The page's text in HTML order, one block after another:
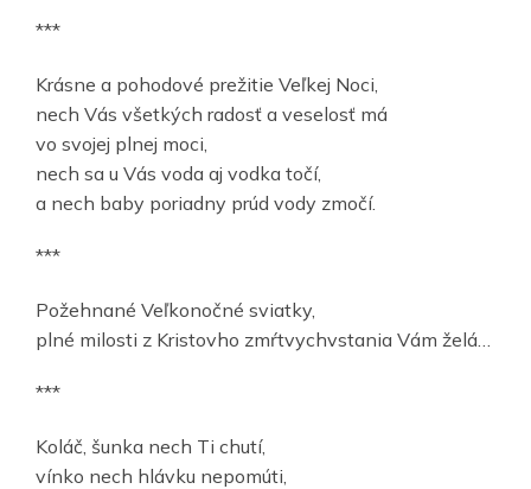
***
Krásne a pohodové prežitie Veľkej Noci,
nech Vás všetkých radosť a veselosť má
vo svojej plnej moci,
nech sa u Vás voda aj vodka točí,
a nech baby poriadny prúd vody zmočí.
***
Požehnané Veľkonočné sviatky,
plné milosti z Kristovho zmŕtvychvstania Vám želá…
***
Koláč, šunka nech Ti chutí,
vínko nech hlávku nepomúti,